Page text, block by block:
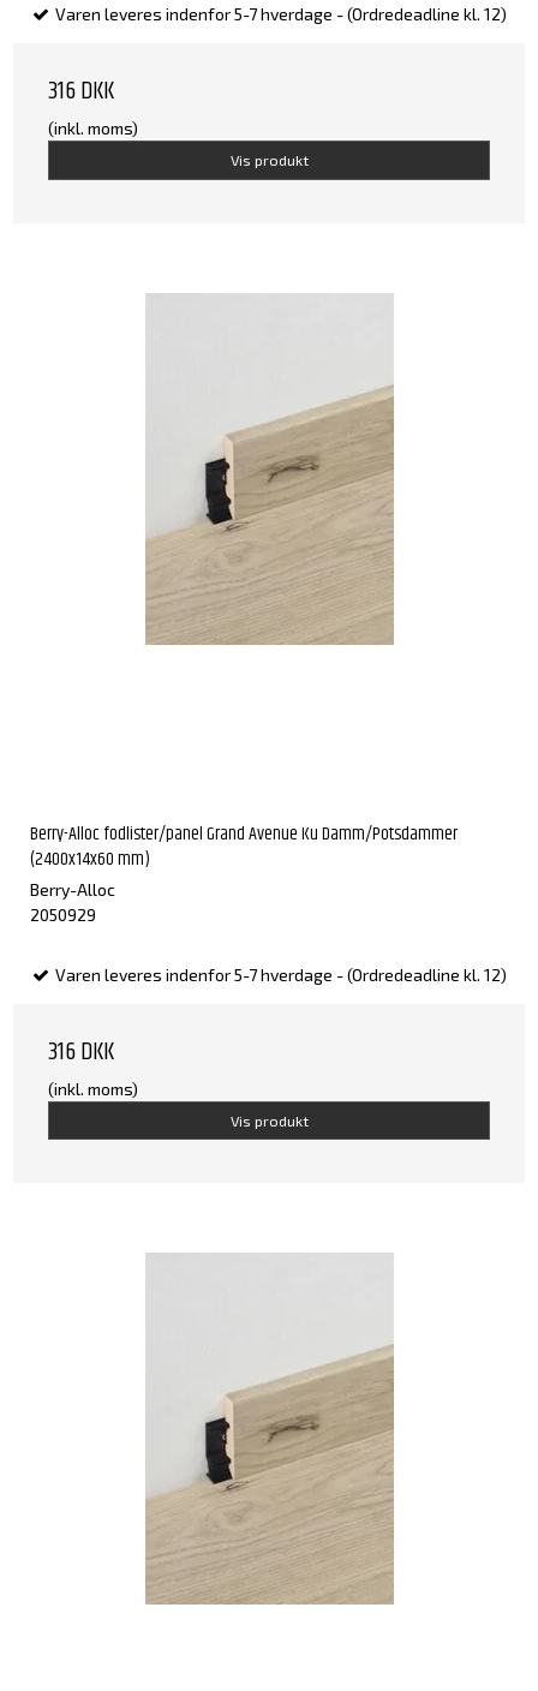
Varen leveres indenfor 5-7 hverdage - (Ordredeadline kl. 12)
316 DKK
(inkl. moms)
Vis produkt
Berry-Alloc fodlister/panel Grand Avenue Ku Damm/Potsdammer
(2400x14x60 mm)
Berry-Alloc
2050929
Varen leveres indenfor 5-7 hverdage - (Ordredeadline kl. 12)
316 DKK
(inkl. moms)
Vis produkt